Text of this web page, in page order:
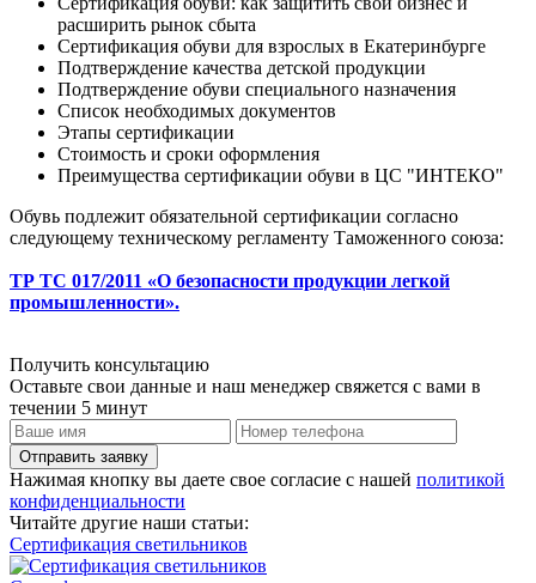
расширить рынок сбыта
Сертификация обуви для взрослых в Екатеринбурге
Подтверждение качества детской продукции
Подтверждение обуви специального назначения
Список необходимых документов
Этапы сертификации
Стоимость и сроки оформления
Преимущества сертификации обуви в ЦС "ИНТЕКО"
Обувь подлежит обязательной сертификации согласно
следующему техническому регламенту Таможенного союза:
ТР ТС 017/2011 «О безопасности продукции легкой
промышленности».
Получить консультацию
Оставьте свои данные и наш менеджер свяжется с вами в
течении 5 минут
Отправить заявку
Нажимая кнопку вы даете свое согласие с нашей политикой
конфиденциальности
Читайте другие наши статьи:
Сертификация светильников